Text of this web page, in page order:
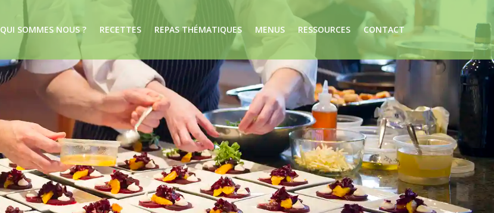
QUI SOMMES NOUS ? RECETTES REPAS THÉMATIQUES MENUS RESSOURCES CONTACT